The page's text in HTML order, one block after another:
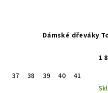
Dámské dřeváky
1
37
38 39 40
41